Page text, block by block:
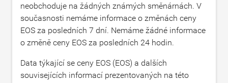
neobchoduje na žádných známých směnárnách. V
současnosti nemáme informace o změnách ceny
EOS za posledních 7 dní. Nemáme žádné informace
o změně ceny EOS za posledních 24 hodin.
Data týkající se ceny EOS (EOS) a dalších
souvisejících informací prezentovaných na této